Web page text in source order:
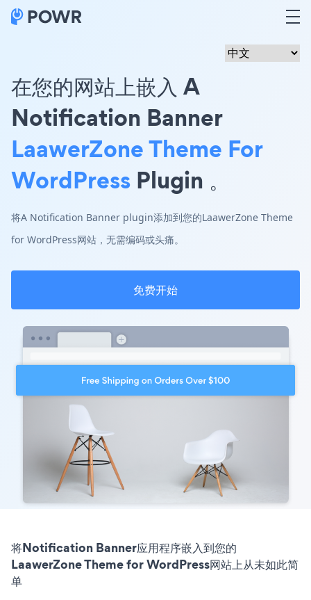
在您的网站上嵌入 A
Notification Banner
LaawerZone Theme For
WordPress Plugin 。
将A Notification Banner plugin添加到您的LaawerZone Theme
for WordPress网站，无需编码或头痛。
免费开始
将Notification Banner应用程序嵌入到您的
LaawerZone Theme for WordPress网站上从未如此简
单